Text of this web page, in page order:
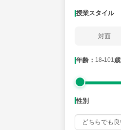
授業スタイル
対面
年齢： 18-101歳
性別